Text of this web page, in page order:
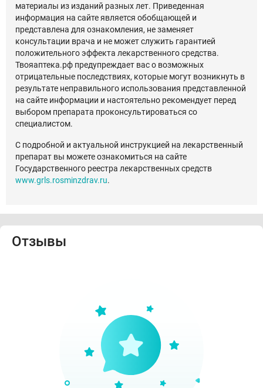
материалы из изданий разных лет. Приведенная
информация на сайте является обобщающей и
представлена для ознакомления, не заменяет
консультации врача и не может служить гарантией
положительного эффекта лекарственного средства.
Твояаптека.рф предупреждает вас о возможных
отрицательные последствиях, которые могут возникнуть в
результате неправильного использования представленной
на сайте информации и настоятельно рекомендует перед
выбором препарата проконсультироваться со
специалистом.
С подробной и актуальной инструкцией на лекарственный
препарат вы можете ознакомиться на сайте
Государственного реестра лекарственных средств
www.grls.rosminzdrav.ru.
Отзывы